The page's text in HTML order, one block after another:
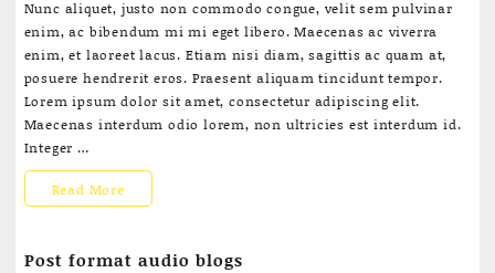
enim
format
gallery
blogs
Nunc aliquet, justo non commodo congue, velit sem pulvinar
enim, ac bibendum mi mi eget libero. Maecenas ac viverra
enim, et laoreet lacus. Etiam nisi diam, sagittis ac quam at,
posuere hendrerit eros. Praesent aliquam tincidunt tempor.
Lorem ipsum dolor sit amet, consectetur adipiscing elit.
Maecenas interdum odio lorem, non ultricies est interdum id.
Integer …
Post
gallery
Read More
Post format audio blogs